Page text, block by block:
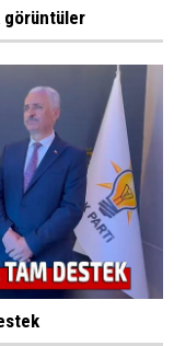
görüntüler